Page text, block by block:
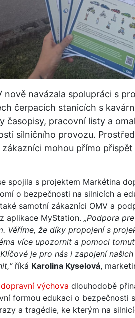
nově navázala spolupráci s
čerpacích stanicích s
časopisy, pracovní listy a
silničního provozu.
mohou přímo
spojila s projektem Markétina
o bezpečnosti na silnicích a
samotní zákazníci OMV a
aplikace MyStation. „Podpora
Věříme, že díky propojení s
více upozornit a pomoci
je pro nás i zapojení
říká Karolina Kyselová,
výchova dlouhodobě
formou edukaci o bezpečnosti
a tragédie, ke kterým na